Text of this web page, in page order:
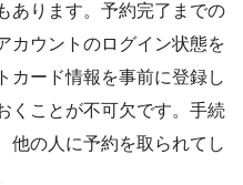
あります。予約完了までの
カウントのログイン状態を
カード情報を事前に登録し
くことが不可欠です。手続
他の人に予約を取られてし